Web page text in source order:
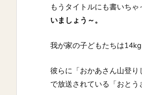
もうタイトルにも書いちゃ
いましょう～。
我が家の子どもたちは
彼らに「おかあさん山登
で放送されている「おとう